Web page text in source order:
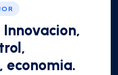
economia.